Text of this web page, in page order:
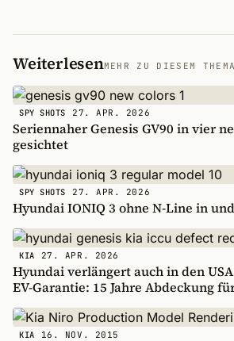
WeiterlesenMEHR ZU DIESEM THEMA
SPY SHOTS 27. APR. 2026
Seriennaher Genesis GV90 in vier
gesichtet
SPY SHOTS 27. APR. 2026
Hyundai IONIQ 3 ohne N-Line in
KIA 27. APR. 2026
Hyundai verlängert auch in den
EV-Garantie: 15 Jahre Abdeckung
KIA 16. NOV. 2015